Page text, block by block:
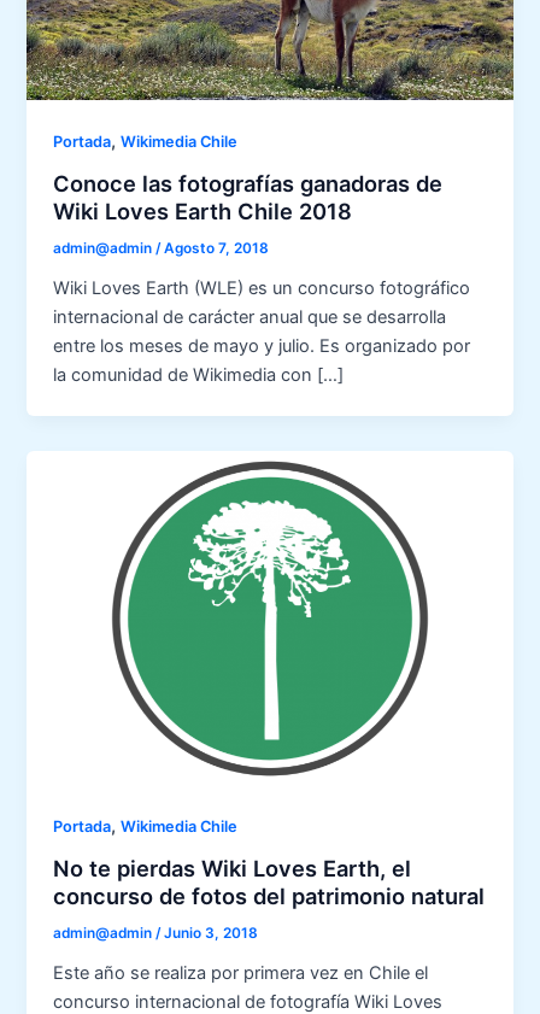
Portada,Wikimedia Chile
Conoce las fotografías ganadoras de
Wiki Loves Earth Chile 2018
admin@admin /Agosto 7, 2018
Wiki Loves Earth (WLE) es un concurso fotográfico
internacional de carácter anual que se desarrolla
entre los meses de mayo y julio. Es organizado por
la comunidad de Wikimedia con […]
Portada,Wikimedia Chile
No te pierdas Wiki Loves Earth, el
concurso de fotos del patrimonio natural
admin@admin /Junio 3, 2018
Este año se realiza por primera vez en Chile el
concurso internacional de fotografía Wiki Loves